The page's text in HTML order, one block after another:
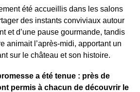
été accueillis dans les salons
des instants conviviaux autour
et d’une pause gourmande, tandis
animait l’après-midi, apportant un
sur le château et son histoire.
a été tenue : près de
permis à chacun de découvrir le